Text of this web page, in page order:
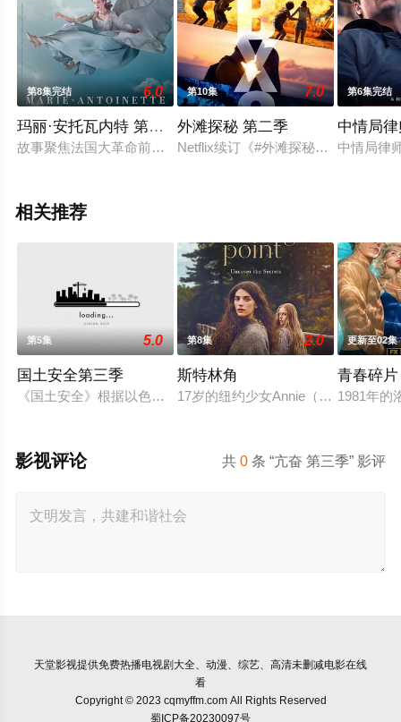
天堂电影网，更多相关信息可移步至豆瓣电视剧、电视猫
或剧情网等平台了解。
第8集完结 6.0
玛丽·安托瓦内特 第一季
故事聚焦法国大革命前的最后一位王后玛丽·安托瓦内特。她14
第10集 7.0
外滩探秘 第二季
Netflix续订《#外滩探秘# Outer
第6集完结
中情局
中情局律
相关推荐
第5集 5.0
国土安全第三季
《国土安全》根据以色列剧集《Hatufim》(Kidnapped)改编，
第8集 2.0
斯特林角
17岁的纽约少女Annie（艾拉·鲁宾
更新至02集
青春碎片
1981年的
共0 条 “亢奋 第三季” 影评
影视评论
天堂影视提供免费热播电视剧大全、动漫、综艺、高清未删减电影在线
看
Copyright © 2023 cqmyffm.com All Rights Reserved
蜀ICP备20230097号